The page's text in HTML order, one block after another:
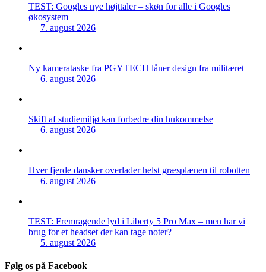
TEST: Googles nye højttaler – skøn for alle i Googles
økosystem
7. august 2026
Ny kamerataske fra PGYTECH låner design fra militæret
6. august 2026
Skift af studiemiljø kan forbedre din hukommelse
6. august 2026
Hver fjerde dansker overlader helst græsplænen til robotten
6. august 2026
TEST: Fremragende lyd i Liberty 5 Pro Max – men har vi
brug for et headset der kan tage noter?
5. august 2026
Følg os på Facebook